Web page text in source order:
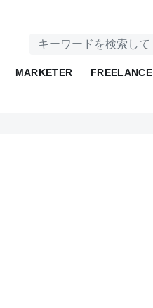
MARKETER FREELANCE